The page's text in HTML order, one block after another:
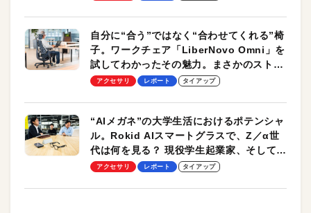
自分に“合う”ではなく“合わせてくれる”椅
子。ワークチェア「LiberNovo Omni」を
試してわかったその魅力。まさかのストレ
ッチ機能も搭載
アクセサリ レポート タイアップ
“AIメガネ”の大学生活におけるポテンシャ
ル。Rokid AIスマートグラスで、Z／α世
代は何を見る？ 現役学生起業家、そして教
授による体験会レポート【PR】
アクセサリ レポート タイアップ